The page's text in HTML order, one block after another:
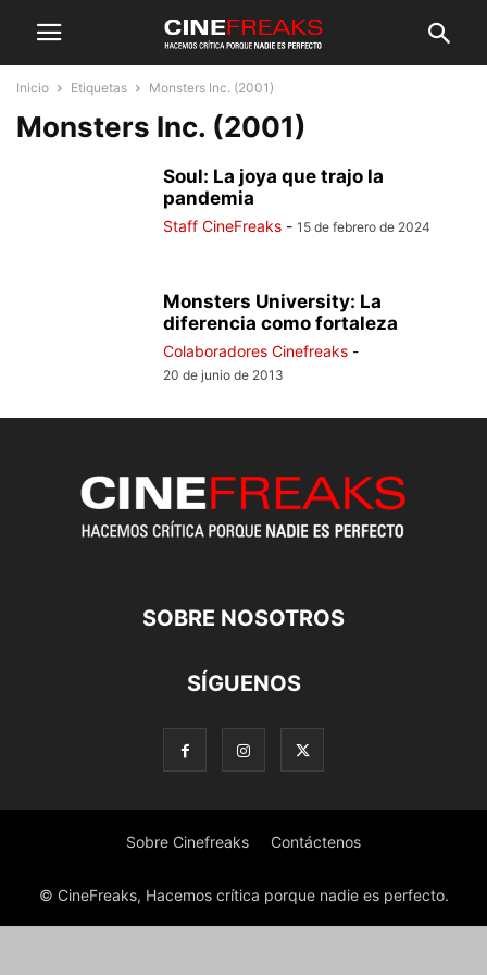
Inicio Etiquetas Monsters Inc. (2001)
Monsters Inc. (2001)
Soul: La joya que trajo la
pandemia
Staff CineFreaks - 15 de febrero de 2024
Monsters University: La
diferencia como fortaleza
Colaboradores Cinefreaks -
20 de junio de 2013
SOBRE NOSOTROS
SÍGUENOS
Sobre Cinefreaks Contáctenos
© CineFreaks, Hacemos crítica porque nadie es perfecto.